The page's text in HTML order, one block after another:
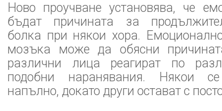
Ново проучване установява, че
бъдат причината за
болка при някои хора.
мозъка може да обясни
различни лица реагират по
подобни наранявания. Някои се
напълно, докато други остават с